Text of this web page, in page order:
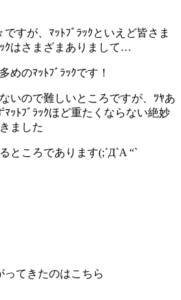
すが、ﾏｯﾄﾌﾞﾗｯｸといえど皆さま
ｸはさまざまありまして…
めのﾏｯﾄﾌﾞﾗｯｸです！
いので難しいところですが、ﾂﾔあ
ﾏｯﾄﾌﾞﾗｯｸほど重たくならない絶妙
ました
ところであります(;´Д`A “`
ってきたのはこちら